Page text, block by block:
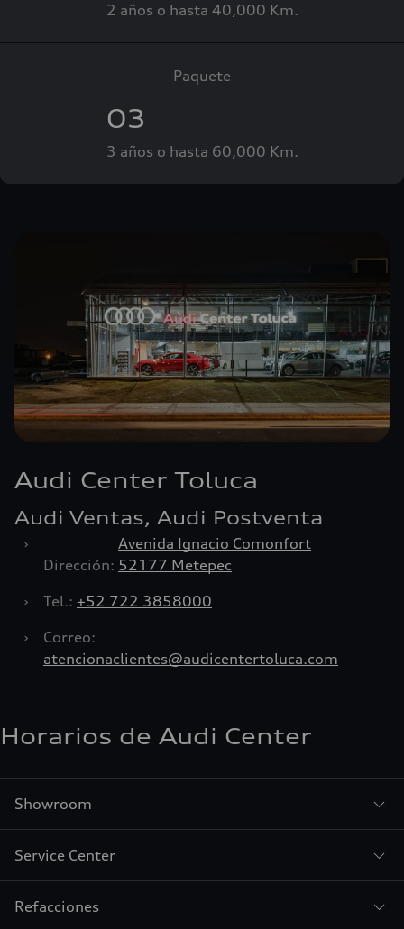
2 años o hasta 40,000 Km.
Paquete
03
3 años o hasta 60,000 Km.
Audi Center Toluca
Audi Ventas, Audi Postventa
›
Dirección:
Avenida Ignacio Comonfort
52177 Metepec
›
Tel.: +52 722 3858000
›
Correo:
atencionaclientes@audicentertoluca.com
Horarios de Audi Center
Showroom
Service Center
Refacciones